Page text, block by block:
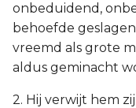
onbeduidend,
behoefde
vreemd als grote
aldus geminacht
2. Hij verwijt hem